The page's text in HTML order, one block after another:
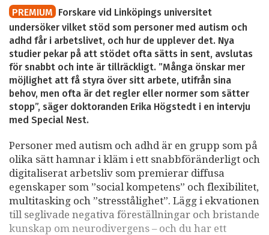
PREMIUM Forskare vid Linköpings universitet
undersöker vilket stöd som personer med autism och
adhd får i arbetslivet, och hur de upplever det. Nya
studier pekar på att stödet ofta sätts in sent, avslutas
för snabbt och inte är tillräckligt. ”Många önskar mer
möjlighet att få styra över sitt arbete, utifrån sina
behov, men ofta är det regler eller normer som sätter
stopp”, säger doktoranden Erika Högstedt i en intervju
med Special Nest.
Personer med autism och adhd är en grupp som på
olika sätt hamnar i kläm i ett snabbföränderligt och
digitaliserat arbetsliv som premierar diffusa
egenskaper som ”social kompetens” och flexibilitet,
multitasking och ”stresstålighet”. Lägg i ekvationen
till seglivade negativa föreställningar och bristande
kunskap om neurodivergens – och du har ett